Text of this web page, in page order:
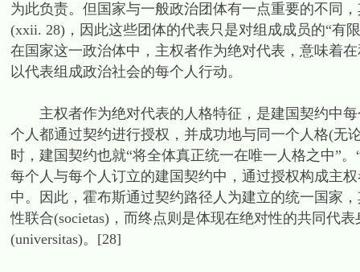
为此负责。但国家与一般政治团体有一点重要的不同
(xxii. 28)，因此这些团体的代表只是对组成成员的“有
在国家这一政治体中，主权者作为绝对代表，意味着
以代表组成政治社会的每个人行动。
主权者作为绝对代表的人格特征，是建国契约中每
个人都通过契约进行授权，并成功地与同一个人格(无
时，建国契约也就“将全体真正统一在唯一人格之中”
每个人与每个人订立的建国契约中，通过授权构成主
中。因此，霍布斯通过契约路径人为建立的统一国家
性联合(societas)，而终点则是体现在绝对性的共同代
(universitas)。[28]